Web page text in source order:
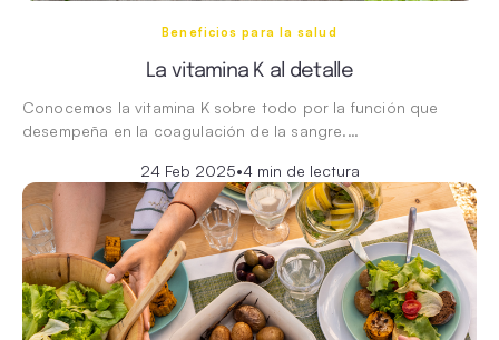
Beneficios para la salud
La vitamina K al detalle
Conocemos la vitamina K sobre todo por la función que
desempeña en la coagulación de la sangre.…
24 Feb 2025•4 min de lectura